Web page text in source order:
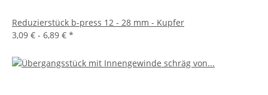
Reduzierstück b-press 12 - 28 mm - Kupfer
3,09 € - 6,89 € *